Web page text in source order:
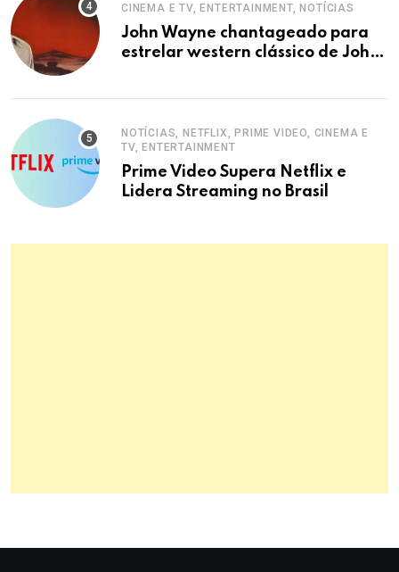
CINEMA E TV, ENTERTAINMENT, NOTÍCIAS
John Wayne chantageado para
estrelar western clássico de John
NOTÍCIAS, NETFLIX, PRIME VIDEO, CINEMA E
TV, ENTERTAINMENT
Prime Video Supera Netflix e
Lidera Streaming no Brasil